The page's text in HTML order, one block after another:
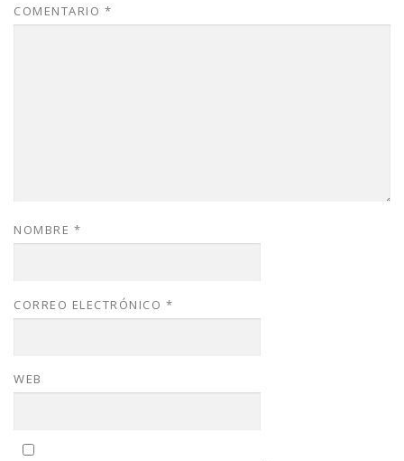
COMENTARIO *
NOMBRE *
CORREO ELECTRÓNICO *
WEB